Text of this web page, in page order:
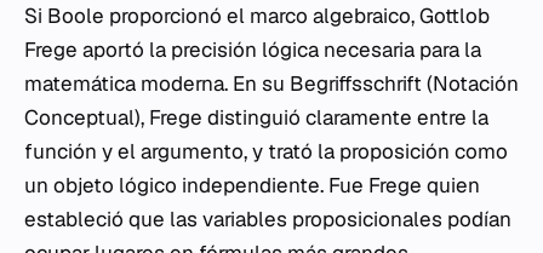
Si Boole proporcionó el marco algebraico, Gottlob
Frege aportó la precisión lógica necesaria para la
matemática moderna. En su Begriffsschrift (Notación
Conceptual), Frege distinguió claramente entre la
función y el argumento, y trató la proposición como
un objeto lógico independiente. Fue Frege quien
estableció que las variables proposicionales podían